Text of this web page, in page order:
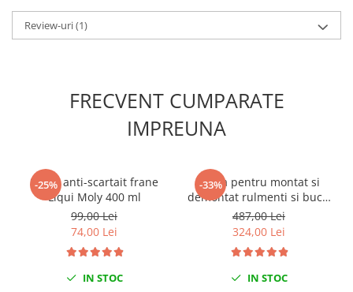
Slefuitoare electrice
Scule fixare distributie
Dacia
Review-uri(1)
FRECVENT CUMPARATE
IMPREUNA
-25%
Spray anti-scartait frane
Liqui Moly 400 ml
99,00 Lei
74,00 Lei
IN STOC
-33%
Trusa pentru montat si
demontat rulmenti si bucsi
55-91MM
487,00 Lei
324,00 Lei
IN STOC